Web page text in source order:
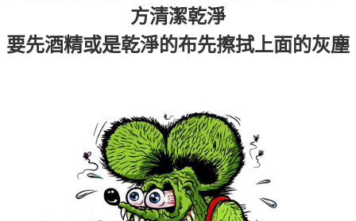
每筆NT$60，滿NT$399(含以上)免運費
每筆NT$150，滿NT$6,000(含以上)免運費
付款後門市自取
方清潔乾淨
要先酒精或是乾淨的布先擦拭上面的灰塵